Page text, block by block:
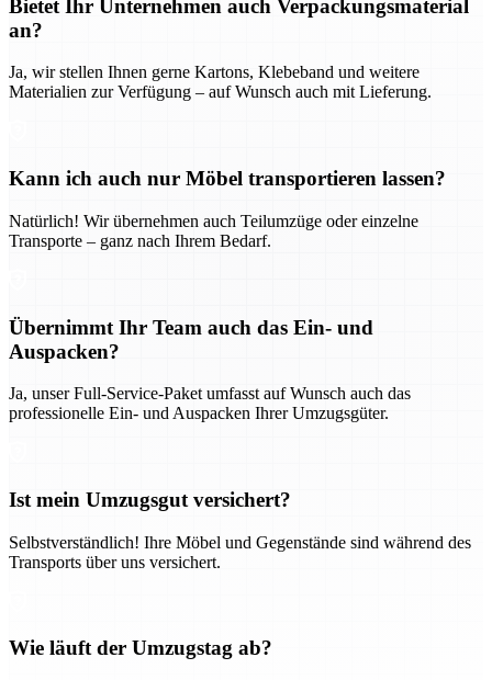
Bietet Ihr Unternehmen auch Verpackungsmaterial
an?
Ja, wir stellen Ihnen gerne Kartons, Klebeband und weitere
Materialien zur Verfügung – auf Wunsch auch mit Lieferung.
Kann ich auch nur Möbel transportieren lassen?
Natürlich! Wir übernehmen auch Teilumzüge oder einzelne
Transporte – ganz nach Ihrem Bedarf.
Übernimmt Ihr Team auch das Ein- und
Auspacken?
Ja, unser Full-Service-Paket umfasst auf Wunsch auch das
professionelle Ein- und Auspacken Ihrer Umzugsgüter.
Ist mein Umzugsgut versichert?
Selbstverständlich! Ihre Möbel und Gegenstände sind während des
Transports über uns versichert.
Wie läuft der Umzugstag ab?